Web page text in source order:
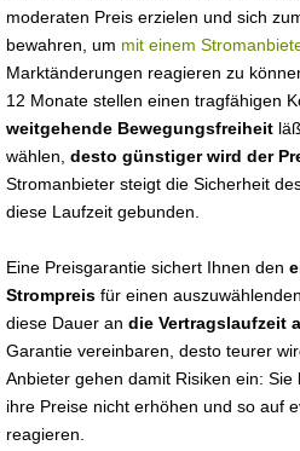
moderaten Preis erzielen und sich
bewahren, um mit einem
Marktänderungen reagieren zu
12 Monate stellen einen tragfähigen
weitgehende Bewegungsfreiheit
wählen, desto günstiger wird der
Stromanbieter steigt die Sicherheit
diese Laufzeit gebunden.
Eine Preisgarantie sichert Ihnen den
Strompreis für einen
diese Dauer an die Vertragslaufzeit
Garantie vereinbaren, desto teurer
Anbieter gehen damit Risiken ein:
ihre Preise nicht erhöhen und so auf
reagieren.